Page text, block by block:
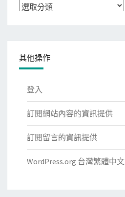
分
其他操作
登入
訂閱網站內容的資訊提供
訂閱留言的資訊提供
WordPress.org 台灣繁體中文